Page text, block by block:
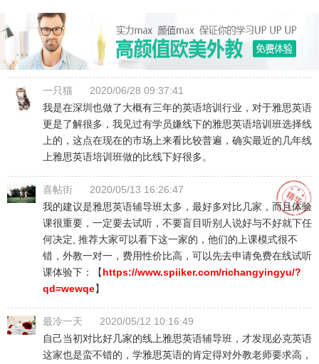
一只猫
2020/06/28 09:37:41
我是在深圳也做了大概有三年的英语培训行业，对于雅思英语
更是了解很多，我见过有学员嫌线下的雅思英语培训班选择线
上的，这点在现在的市场上来看比较普遍，确实最近的几年线
上雅思英语培训班做的比线下好很多。
喜帖街
2020/05/13 16:26:47
我的建议是雅思英语辅导班太多，最好多对比几家，而且体验
课很重要，一定要去试听，不要盲目听别人说好与不好就下任
何决定, 推荐大家可以看下这一家的，他们的上课模式很不
错，外教一对一，费用性价比高，可以先去申请免费在线试听
课体验下：【https://www.spiiker.com/richangyingyu/?
qd=wewqe】
最冷一天
2020/05/12 10:16:49
自己当初对比好几家的线上雅思英语辅导班，才发现必克英语
这家也是蛮不错的，学雅思英语的肯定得对外教老师要求高，